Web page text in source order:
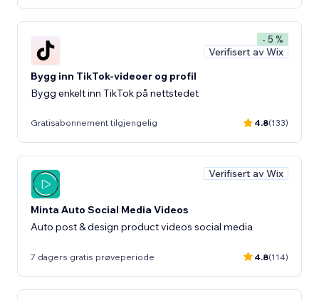
- 5 %
Verifisert av Wix
Bygg inn TikTok-videoer og profil
Bygg enkelt inn TikTok på nettstedet
Gratisabonnement tilgjengelig 4.8(133)
Verifisert av Wix
Minta Auto Social Media Videos
Auto post & design product videos social media
7 dagers gratis prøveperiode 4.8(114)